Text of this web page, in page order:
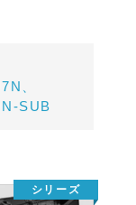
、
SUB